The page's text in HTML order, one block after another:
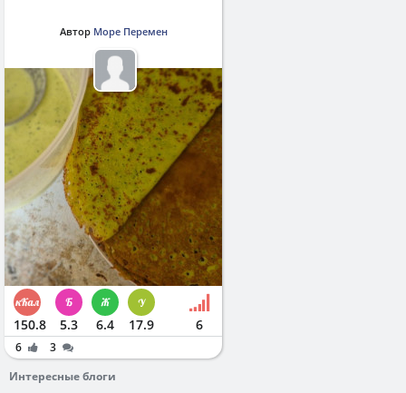
Автор Море Перемен
150.8 5.3 6.4 17.9 6
6
3
Интересные блоги